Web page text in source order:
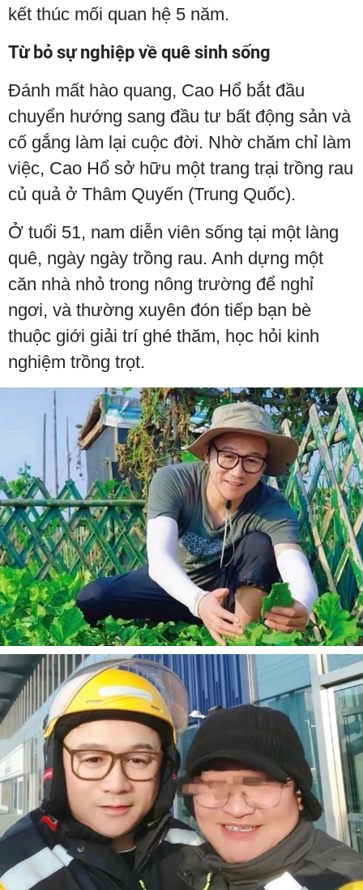
kết thúc mối quan hệ 5 năm.
Từ bỏ sự nghiệp về quê sinh sống
Đánh mất hào quang, Cao Hổ bắt đầu
chuyển hướng sang đầu tư bất động sản và
cố gắng làm lại cuộc đời. Nhờ chăm chỉ làm
việc, Cao Hổ sở hữu một trang trại trồng rau
củ quả ở Thâm Quyến (Trung Quốc).
Ở tuổi 51, nam diễn viên sống tại một làng
quê, ngày ngày trồng rau. Anh dựng một
căn nhà nhỏ trong nông trường để nghỉ
ngơi, và thường xuyên đón tiếp bạn bè
thuộc giới giải trí ghé thăm, học hỏi kinh
nghiệm trồng trọt.